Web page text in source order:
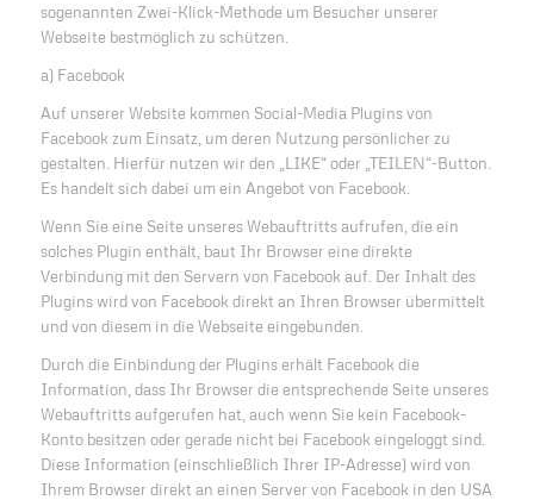
sogenannten Zwei-Klick-Methode um Besucher unserer
Webseite bestmöglich zu schützen.
a) Facebook
Auf unserer Website kommen Social-Media Plugins von
Facebook zum Einsatz, um deren Nutzung persönlicher zu
gestalten. Hierfür nutzen wir den „LIKE“ oder „TEILEN“-Button.
Es handelt sich dabei um ein Angebot von Facebook.
Wenn Sie eine Seite unseres Webauftritts aufrufen, die ein
solches Plugin enthält, baut Ihr Browser eine direkte
Verbindung mit den Servern von Facebook auf. Der Inhalt des
Plugins wird von Facebook direkt an Ihren Browser übermittelt
und von diesem in die Webseite eingebunden.
Durch die Einbindung der Plugins erhält Facebook die
Information, dass Ihr Browser die entsprechende Seite unseres
Webauftritts aufgerufen hat, auch wenn Sie kein Facebook-
Konto besitzen oder gerade nicht bei Facebook eingeloggt sind.
Diese Information (einschließlich Ihrer IP-Adresse) wird von
Ihrem Browser direkt an einen Server von Facebook in den USA